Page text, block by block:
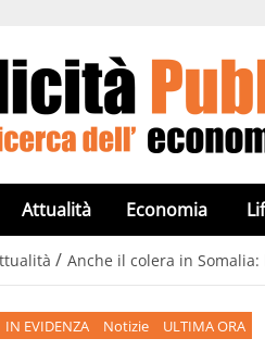
Attualità Economia
/ Anche il colera in
IN EVIDENZA Notizie ULTIMA ORA